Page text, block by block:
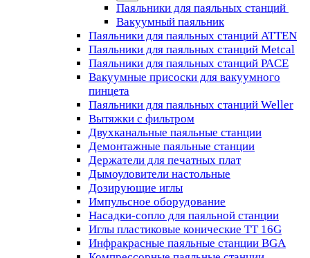
Паяльники для паяльных станций
Вакуумный паяльник
Паяльники для паяльных станций ATTEN
Паяльники для паяльных станций Metcal
Паяльники для паяльных станций PACE
Вакуумные присоски для вакуумного
пинцета
Паяльники для паяльных станций Weller
Вытяжки с фильтром
Двухканальные паяльные станции
Демонтажные паяльные станции
Держатели для печатных плат
Дымоуловители настольные
Дозирующие иглы
Импульсное оборудование
Насадки-сопло для паяльной станции
Иглы пластиковые конические TT 16G
Инфракрасные паяльные станции BGA